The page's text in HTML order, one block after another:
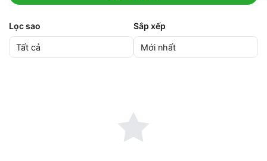
Lọc sao Sắp xếp